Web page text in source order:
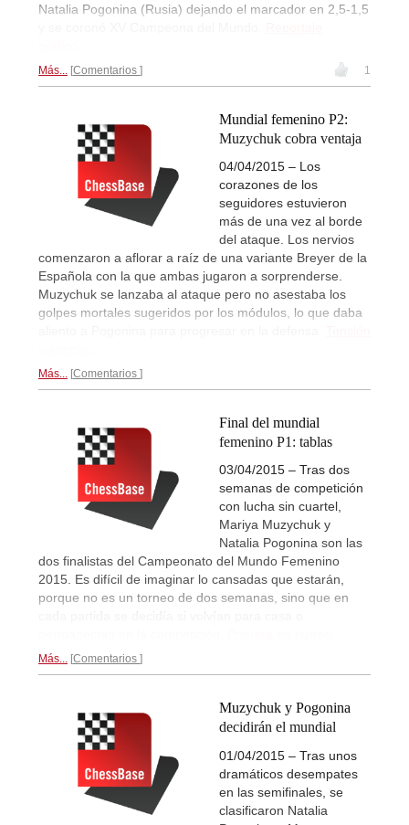
Natalia Pogonina (Rusia) dejando el marcador en 2,5-1,5
Más... Comentarios 1
Mundial femenino P2:
Muzychuk cobra ventaja
04/04/2015 – Los
corazones de los
seguidores estuvieron
más de una vez al borde
del ataque. Los nervios
comenzaron a aflorar a raíz de una variante Breyer de la
Española con la que ambas jugaron a sorprenderse.
Muzychuk se lanzaba al ataque pero no asestaba los
golpes mortales sugeridos por los módulos, lo que daba
Más... Comentarios
Final del mundial
femenino P1: tablas
03/04/2015 – Tras dos
semanas de competición
con lucha sin cuartel,
Mariya Muzychuk y
Natalia Pogonina son las
dos finalistas del Campeonato del Mundo Femenino
2015. Es difícil de imaginar lo cansadas que estarán,
porque no es un torneo de dos semanas, sino que en
cada partida se decidía si volvían para casa o
Más... Comentarios
Muzychuk y Pogonina
decidirán el mundial
01/04/2015 – Tras unos
dramáticos desempates
en las semifinales, se
clasificaron Natalia